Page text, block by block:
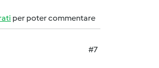
per poter commentare
#7